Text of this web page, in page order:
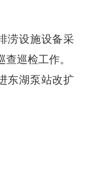
涝设施设备采
巡检工作。
东湖泵站改扩